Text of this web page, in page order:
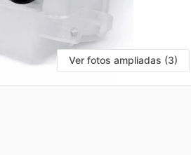
Ver fotos ampliadas (3)